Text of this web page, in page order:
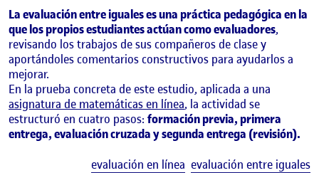
La evaluación entre iguales es una práctica pedagógica en la
que los propios estudiantes actúan como evaluadores,
revisando los trabajos de sus compañeros de clase y
aportándoles comentarios constructivos para ayudarlos a
mejorar.
En la prueba concreta de este estudio, aplicada a una
asignatura de matemáticas en línea, la actividad se
estructuró en cuatro pasos: formación previa, primera
entrega, evaluación cruzada y segunda entrega (revisión).
evaluación en línea evaluación entre iguales